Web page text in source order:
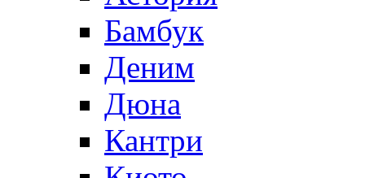
Бамбук
Деним
Дюна
Кантри